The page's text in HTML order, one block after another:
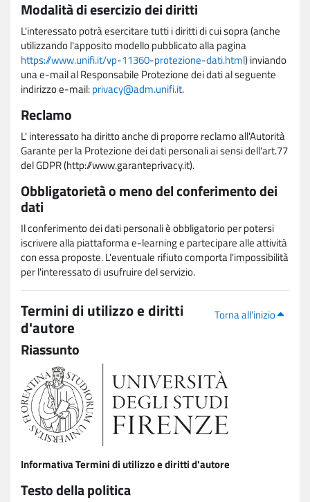
Modalità di esercizio dei diritti
L'interessato potrà esercitare tutti i diritti di cui sopra (anche
utilizzando l'apposito modello pubblicato alla pagina
https://www.unifi.it/vp-11360-protezione-dati.html) inviando
una e-mail al Responsabile Protezione dei dati al seguente
indirizzo e-mail:privacy@adm.unifi.it.
Reclamo
L' interessato ha diritto anche di proporre reclamo all'Autorità
Garante per la Protezione dei dati personali ai sensi dell'art.77
del GDPR (http://www.garanteprivacy.it).
Obbligatorietà o meno del conferimento dei
dati
Il conferimento dei dati personali è obbligatorio per potersi
iscrivere alla piattaforma e-learning e partecipare alle attività
con essa proposte. L'eventuale rifiuto comporta l'impossibilità
per l'interessato di usufruire del servizio.
Torna all'inizio
Termini di utilizzo e diritti
d'autore
Riassunto
Informativa Termini di utilizzo e diritti d'autore
Testo della politica